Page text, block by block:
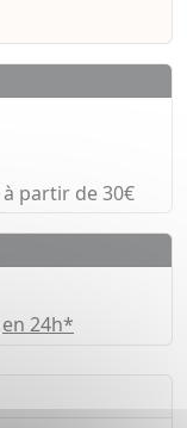
à partir de 30€
en 24h*